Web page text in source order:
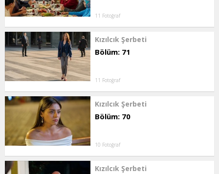
11 Fotoğraf
Kızılcık Şerbeti
Bölüm: 71
11 Fotoğraf
Kızılcık Şerbeti
Bölüm: 70
10 Fotoğraf
Kızılcık Şerbeti